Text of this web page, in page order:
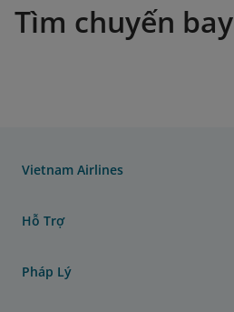
Tìm chuyến bay
Vietnam Airlines
Hỗ Trợ
Pháp Lý